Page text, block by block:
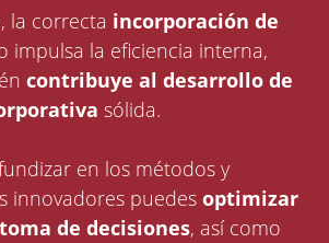
la correcta incorporación de
impulsa la eficiencia interna,
contribuye al desarrollo de
sólida.
en los métodos y
innovadores puedesoptimizar
de decisiones, así como